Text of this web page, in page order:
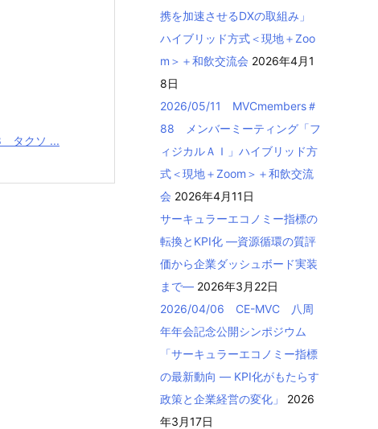
タクソ ...
携を加速させるDXの取組み」
ハイブリッド方式＜現地＋Zoo
m＞＋和飲交流会 2026年4月1
8日
2026/05/11 MVCmembers＃
88 メンバーミーティング「フ
ィジカルＡＩ」ハイブリッド方
式＜現地＋Zoom＞＋和飲交流
会 2026年4月11日
サーキュラーエコノミー指標の
転換とKPI化 ―資源循環の質評
価から企業ダッシュボード実装
まで― 2026年3月22日
2026/04/06 CE-MVC 八周
年年会記念公開シンポジウム
「サーキュラーエコノミー指標
の最新動向 ― KPI化がもたらす
政策と企業経営の変化」
2026
年3月17日